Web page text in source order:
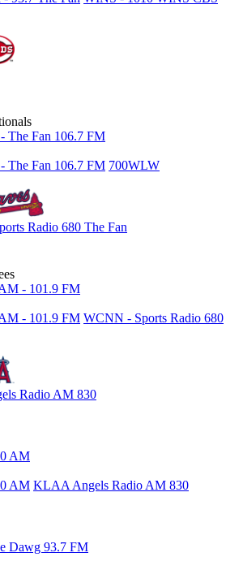
The Fan 106.7 FM
The Fan 106.7 FM 700WLW
Radio 680 The Fan
- 101.9 FM
- 101.9 FM WCNN - Sports Radio 680
Radio AM 830
AM
AM KLAA Angels Radio AM 830
Dawg 93.7 FM